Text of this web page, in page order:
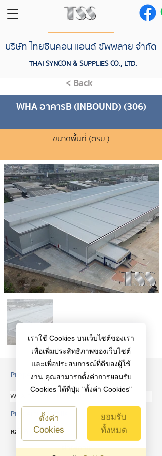
THAI SYNCON & SUPPLIES CO., LTD.
บริษัท ไทยซินคอน แอนด์ ซัพพลาย จำกัด
< Back
WHA อาคารB (INBOUND) (306)
ขนาดพื้นที่ (ตรม.)
Property Description
WHA อาคารB (INBOUND) (306)
Property Details
หลังคา
ฝ้าเพดาน
เราใช้ Cookies บนเว็บไซต์ของเรา
เพื่อเพิ่มประสิทธิภาพของเว็บไซต์
และเพื่อประสบการณ์ที่ดีของผู้ใช้
งาน คุณสามารถตั้งค่าการยอมรับ
Cookies ได้ที่ปุ่ม "ตั้งค่า Cookies"
ตั้งค่า
Cookies
ยอมรับ
ทั้งหมด